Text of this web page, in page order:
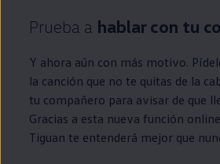
Prueba a hablar con tu
Y ahora aún con más motivo.
la canción que no te quitas de la
tu compañero para avisar de que
Gracias a esta nueva función online
Tiguan te entenderá mejor que